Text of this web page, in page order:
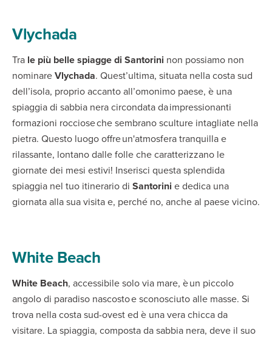
Vlychada
Tra le più belle spiagge di Santorini non possiamo non
nominareVlychada. Quest’ultima, situata nella costa sud
dell’isola, proprio accanto all’omonimo paese, è una
spiaggia di sabbia nera circondata da impressionanti
formazioni rocciose che sembrano sculture intagliate nella
pietra. Questo luogo offre un'atmosfera tranquilla e
rilassante, lontano dalle folle che caratterizzano le
giornate dei mesi estivi! Inserisci questa splendida
spiaggia nel tuo itinerario di Santorini e dedica una
giornata alla sua visita e, perché no, anche al paese vicino.
White Beach
White Beach, accessibile solo via mare, è un piccolo
angolo di paradiso nascosto e sconosciuto alle masse. Si
trova nella costa sud-ovest ed è una vera chicca da
visitare. La spiaggia, composta da sabbia nera, deve il suo